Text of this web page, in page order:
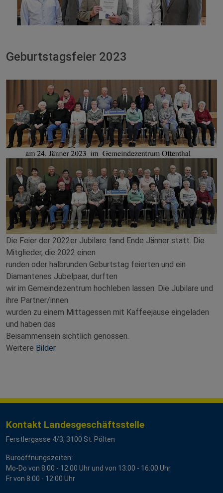
Geburtstagsfeier 2023
Die Feier der 2022er Jubilare fand Ende Jänner statt. Die
Mitglieder, die 2022 einen
runden oder halbrunden Geburtstag feierten und ein
Diamantenes Jubelpaar, durften
wir im Gemeindezentrum hochleben lassen. Die Jubilare und
ihre Partner/innen
wurden zu einem Mittagessen mit Kaffeejause eingeladen
und haben das
Beisammensein sichtlich genossen.
Weitere Bilder
Kontakt Landesgeschäftsstelle
Ferstlergasse 4/3, 3100 St. Pölten
Büroöffnungszeiten:
Mo-Do von 8:00 - 12:00 Uhr und von 13:00 - 16:00 Uhr
Fr von 8:00 - 12:00 Uhr